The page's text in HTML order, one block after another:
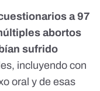
a 97
abortos
sufrido
incluyendo con
oral y de esas